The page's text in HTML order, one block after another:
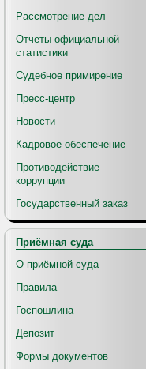
Рассмотрение дел
Отчеты официальной
статистики
Судебное примирение
Пресс-центр
Новости
Кадровое обеспечение
Противодействие
коррупции
Государственный заказ
Приёмная суда
О приёмной суда
Правила
Госпошлина
Депозит
Формы документов